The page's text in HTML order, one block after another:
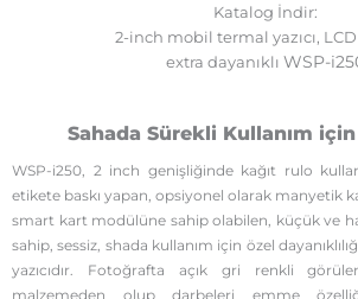
Katalog İndir:
2-inch mobil termal yazıcı, LCD
extra dayanıklı WSP-
Sahada Sürekli Kullanım
WSP-i250, 2 inch genişliğinde kağıt rulo
etikete baskı yapan, opsiyonel olarak manyetik
smart kart modülüne sahip olabilen, küçük ve
sahip, sessiz, shada kullanım için özel
yazıcıdır. Fotoğrafta açık gri renkli
malzemeden olup darbeleri emme